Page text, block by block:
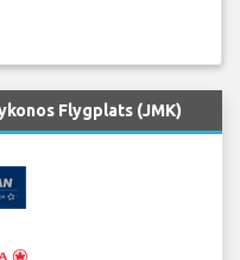
Flygplats (JMK)